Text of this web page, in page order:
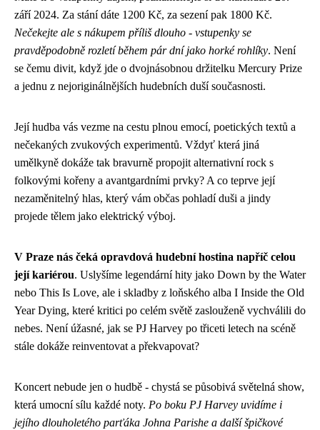
září 2024. Za stání dáte 1200 Kč, za sezení pak 1800 Kč.
Nečekejte ale s nákupem příliš dlouho - vstupenky se
pravděpodobně rozletí během pár dní jako horké rohlíky. Není
se čemu divit, když jde o dvojnásobnou držitelku Mercury Prize
a jednu z nejoriginálnějších hudebních duší současnosti.
Její hudba vás vezme na cestu plnou emocí, poetických textů a
nečekaných zvukových experimentů. Vždyť která jiná
umělkyně dokáže tak bravurně propojit alternativní rock s
folkovými kořeny a avantgardními prvky? A co teprve její
nezaměnitelný hlas, který vám občas pohladí duši a jindy
projede tělem jako elektrický výboj.
V Praze nás čeká opravdová hudební hostina napříč celou
její kariérou. Uslyšíme legendární hity jako Down by the Water
nebo This Is Love, ale i skladby z loňského alba I Inside the Old
Year Dying, které kritici po celém světě zaslouženě vychválili do
nebes. Není úžasné, jak se PJ Harvey po třiceti letech na scéně
stále dokáže reinventovat a překvapovat?
Koncert nebude jen o hudbě - chystá se působivá světelná show,
která umocní sílu každé noty. Po boku PJ Harvey uvidíme i
jejího dlouholetého parťáka Johna Parishe a další špičkové